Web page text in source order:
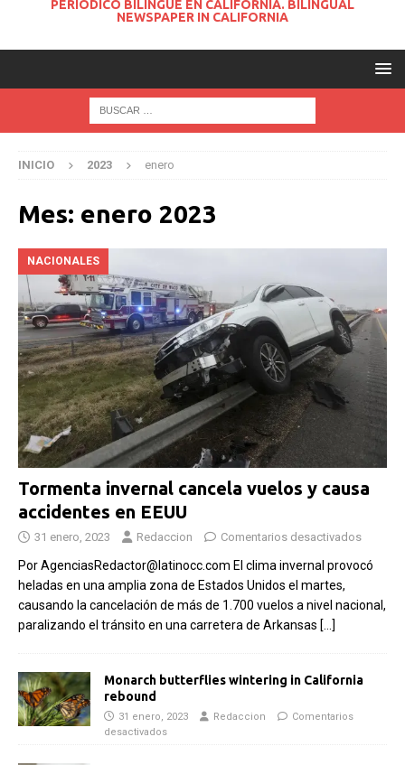
PERIODICO BILINGUE EN CALIFORNIA. BILINGUAL
NEWSPAPER IN CALIFORNIA
INICIO 2023 enero
Mes: enero 2023
NACIONALES
Tormenta invernal cancela vuelos y causa
accidentes en EEUU
31 enero, 2023 Redaccion Comentarios desactivados
Por AgenciasRedactor@latinocc.com El clima invernal provocó
heladas en una amplia zona de Estados Unidos el martes,
causando la cancelación de más de 1.700 vuelos a nivel nacional,
paralizando el tránsito en una carretera de Arkansas […]
Monarch butterflies wintering in California
rebound
31 enero, 2023 Redaccion
Comentarios
desactivados